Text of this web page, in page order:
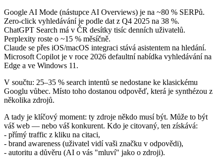
Google AI Mode (nástupce AI Overviews) je na ~80 % SERPů.
Zero-click vyhledávání je podle dat z Q4 2025 na 38 %.
ChatGPT Search má v ČR desítky tisíc denních uživatelů.
Perplexity roste o ~15 % měsíčně.
Claude se přes iOS/macOS integraci stává asistentem na hledání.
Microsoft Copilot je v roce 2026 defaultní nabídka vyhledávání na
Edge a ve Windows 11.
V součtu: 25–35 % search intentů se nedostane ke klasickému
Googlu vůbec. Místo toho dostanou odpověď, která je synthézou z
několika zdrojů.
A tady je klíčový moment: ty zdroje někdo musí být. Může to být
váš web — nebo váš konkurent. Kdo je citovaný, ten získává:
- přímý traffic z kliku na citaci,
- brand awareness (uživatel vidí vaši značku v odpovědi),
- autoritu a důvěru (AI o vás "mluví" jako o zdroji).